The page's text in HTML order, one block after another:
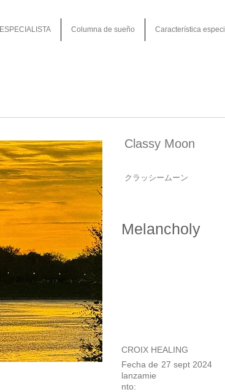
ESPECIALISTA Columna de sueño Característica
Classy Moon
クラッシームーン
Melancholy
CROIX HEALING
27 sept 2024
Fecha de
lanzamie
nto: